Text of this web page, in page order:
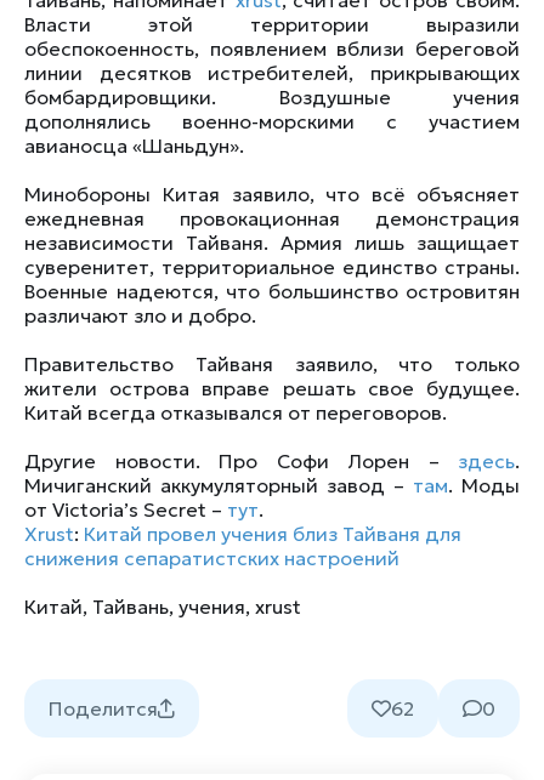
Власти этой территории выразили
обеспокоенность, появлением вблизи береговой
линии десятков истребителей, прикрывающих
бомбардировщики. Воздушные учения
дополнялись военно-морскими с участием
авианосца «Шаньдун».
Минобороны Китая заявило, что всё объясняет
ежедневная провокационная демонстрация
независимости Тайваня. Армия лишь защищает
суверенитет, территориальное единство страны.
Военные надеются, что большинство островитян
различают зло и добро.
Правительство Тайваня заявило, что только
жители острова вправе решать свое будущее.
Китай всегда отказывался от переговоров.
Другие новости. Про Софи Лорен – здесь.
Мичиганский аккумуляторный завод – там. Моды
от Victoria’s Secret – тут.
Xrust: Китай провел учения близ Тайваня для
снижения сепаратистских настроений
Китай, Тайвань, учения, xrust
Поделится 62 0